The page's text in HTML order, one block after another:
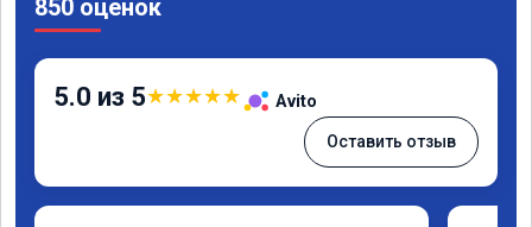
850 оценок
5.0 из 5★★★★★ Avito
Оставить отзыв